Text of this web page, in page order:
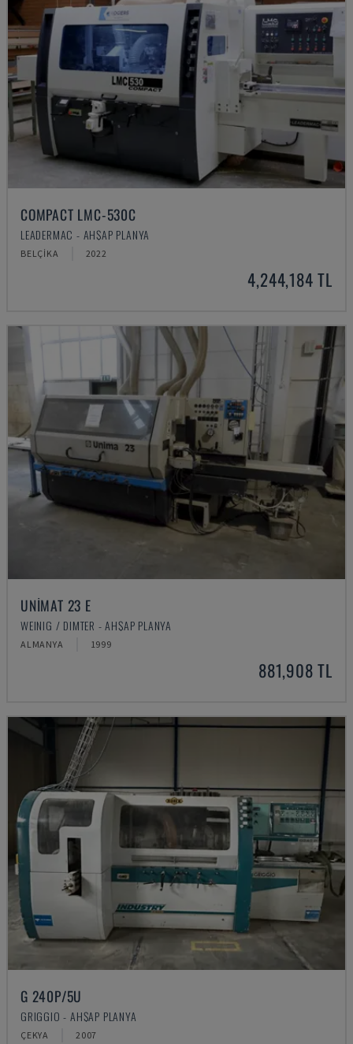
COMPACT LMC-530C
LEADERMAC - AHŞAP PLANYA
BELÇIKA 2022
4,244,184 TL
UNIMAT 23 E
WEINIG / DIMTER - AHŞAP PLANYA
ALMANYA 1999
881,908 TL
G 240P/5U
GRIGGIO - AHŞAP PLANYA
ÇEKYA 2007